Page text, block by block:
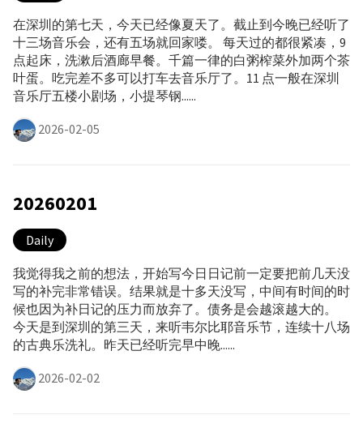
在深圳的第七天，今天已经像夏天了。截止到今晚已经听了
十三场音乐会，还有五场就回家喽。 每天过的都很紧凑，9
点起床，洗漱后酒廊早餐。千篇一律的白粥榨菜外加两个茶
叶蛋。吃完差不多可以打车去音乐厅了。11 点一般在深圳
音乐厅五楼小剧场，小提琴钢......
2026-02-05
20260201
Daily
我觉得我之前的想法，开始写今日日记前一定要把前几天没
写的补完非常错误。结果就是十多天没写，中间有时间的时
候也因为补日记的压力而放弃了。债务是会越滚越大的。
今天是到深圳的第三天，来听韦尔比耶音乐节，连续十八场
的古典乐洗礼。昨天已经听完早中晚......
2026-02-02